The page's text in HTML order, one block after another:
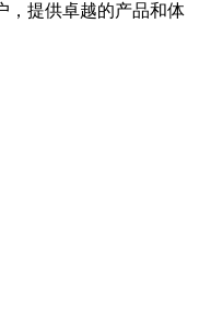
，提供卓越的产品和体